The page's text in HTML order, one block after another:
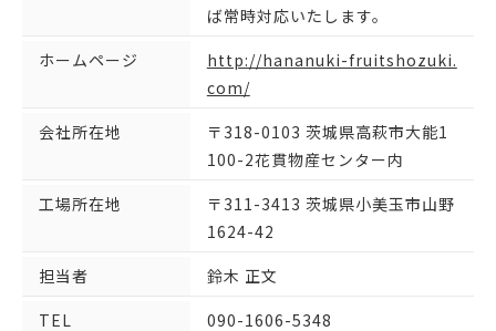
ば常時対応いたします。
ホームページ
http://hananuki-fruitshozuki.
com/
会社所在地
〒318-0103 茨城県高萩市大能1
100-2花貫物産センター内
工場所在地
〒311-3413 茨城県小美玉市山野
1624-42
担当者
鈴木 正文
TEL
090-1606-5348